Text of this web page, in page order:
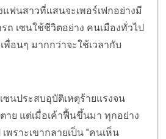
ฟนสาวที่แสนจะเพอร์เฟกอย่างมี
ถ เซนใช้ชีวิตอย่าง คนเมืองทั่วไป
อนๆ มากกว่าจะใช้เวลากับ
ประสบอุบัติเหตุร้ายแรงจน
าย แต่เมื่อเค้าฟื้นขึ้นมา ทุกอย่าง
พราะเขากลายเป็น "คนเห็น